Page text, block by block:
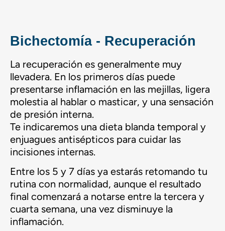
Bichectomía - Recuperación
La recuperación es generalmente muy
llevadera. En los primeros días puede
presentarse inflamación en las mejillas, ligera
molestia al hablar o masticar, y una sensación
de presión interna.
Te indicaremos una dieta blanda temporal y
enjuagues antisépticos para cuidar las
incisiones internas.
Entre los 5 y 7 días ya estarás retomando tu
rutina con normalidad, aunque el resultado
final comenzará a notarse entre la tercera y
cuarta semana, una vez disminuye la
inflamación.